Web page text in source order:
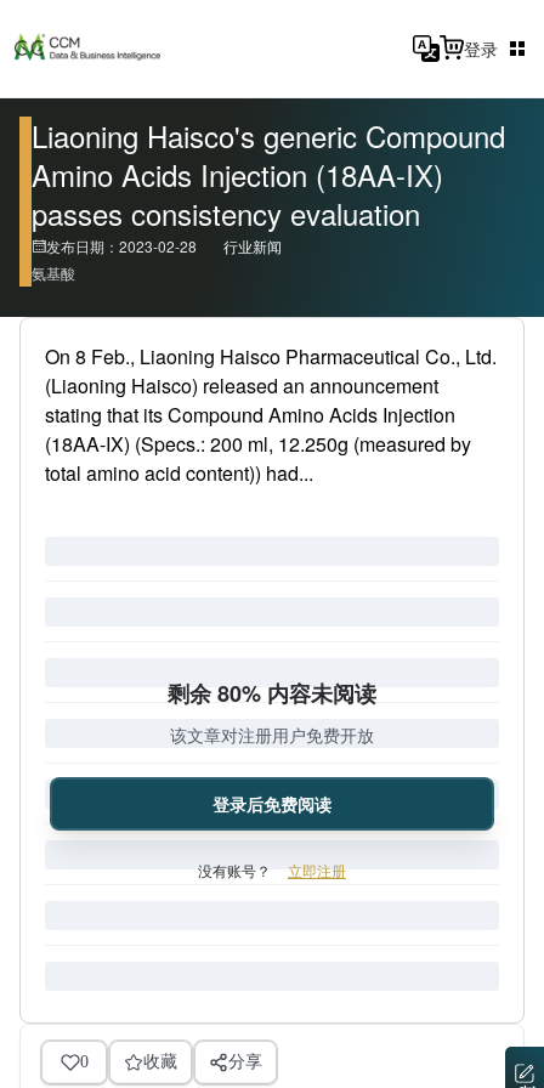
登录
Liaoning Haisco's generic Compound
Amino Acids Injection (18AA-IX)
passes consistency evaluation
发布日期：2023-02-28
行业新闻
氨基酸
On 8 Feb., Liaoning Haisco Pharmaceutical Co., Ltd.
(Liaoning Haisco) released an announcement
stating that its Compound Amino Acids Injection
(18AA-IX) (Specs.: 200 ml, 12.250g (measured by
total amino acid content)) had...
剩余 80% 内容未阅读
该文章对注册用户免费开放
登录后免费阅读
没有账号？ 立即注册
0 收藏 分享